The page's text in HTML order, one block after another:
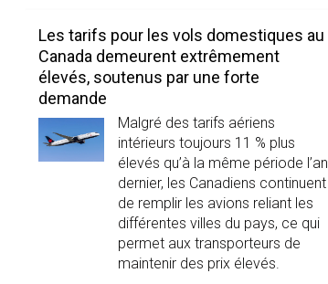
Les tarifs pour les vols domestiques au
Canada demeurent extrêmement
élevés, soutenus par une forte
demande
Malgré des tarifs aériens
intérieurs toujours 11 % plus
élevés qu’à la même période l’an
dernier, les Canadiens continuent
de remplir les avions reliant les
différentes villes du pays, ce qui
permet aux transporteurs de
maintenir des prix élevés.